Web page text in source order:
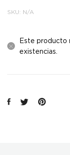
SKU: N/A
Este producto
existencias.